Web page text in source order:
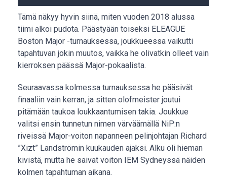
Tämä näkyy hyvin siinä, miten vuoden 2018 alussa
tiimi alkoi pudota. Päästyään toiseksi ELEAGUE
Boston Major -turnauksessa, joukkueessa vaikutti
tapahtuvan jokin muutos, vaikka he olivatkin olleet vain
kierroksen päässä Major-pokaalista.
Seuraavassa kolmessa turnauksessa he pääsivät
finaaliin vain kerran, ja sitten olofmeister joutui
pitämään taukoa loukkaantumisen takia. Joukkue
valitsi ensin tunnetun nimen värväämällä NiP:n
riveissä Major-voiton napanneen pelinjohtajan Richard
”Xizt” Landströmin kuukauden ajaksi. Alku oli hieman
kivistä, mutta he saivat voiton IEM Sydneyssä näiden
kolmen tapahtuman aikana.